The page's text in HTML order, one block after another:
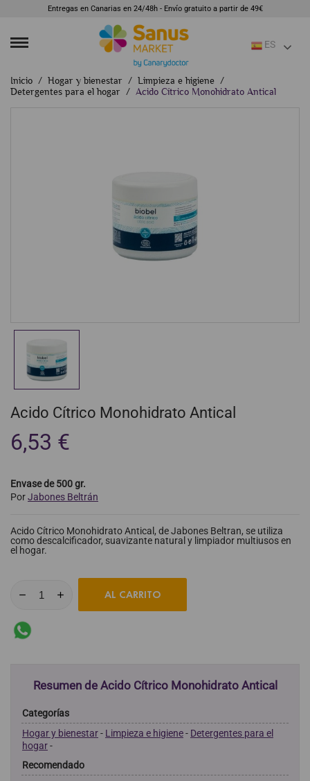
Entregas en Canarias en 24/48h - Envío gratuito a partir de 49€
ES
Inicio Hogar y bienestar
Limpieza e higiene
Detergentes para el hogar
Acido Cítrico Monohidrato Antical
Acido Cítrico Monohidrato Antical
6,53 €
Envase de 500 gr.
PorJabones Beltrán
Acido Cítrico Monohidrato Antical, de Jabones Beltran, se utiliza
como descalcificador, suavizante natural y limpiador multiusos en
el hogar.
AL CARRITO
Resumen de Acido Cítrico Monohidrato Antical
Categorías
Hogar y bienestar- Limpieza e higiene- Detergentes para el
hogar-
Recomendado